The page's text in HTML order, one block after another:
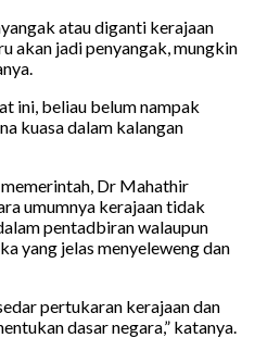
atau diganti kerajaan
akan jadi penyangak, mungkin
ini, beliau belum nampak
kuasa dalam kalangan
Dr Mahathir
umumnya kerajaan tidak
pentadbiran walaupun
yang jelas menyeleweng dan
pertukaran kerajaan dan
dasar negara,” katanya.